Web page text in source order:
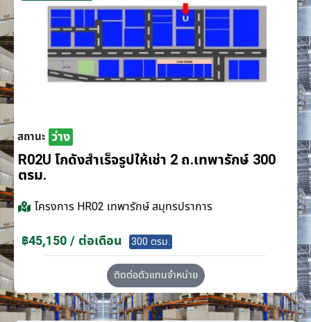
สถานะ ว่าง
R02U โกดังสำเร็จรูปให้เช่า 2 ถ.เทพารักษ์ 300
ตรม.
โครงการ HR02 เทพารักษ์ สมุทรปราการ
฿45,150 / ต่อเดือน 300 ตรม.
ติดต่อตัวแทนจำหน่าย